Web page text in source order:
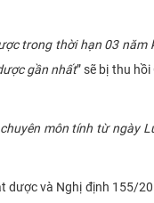
trong thời hạn 03 năm
gần nhất” sẽ bị thu
môn tính từ ngày
dược và Nghị định 155/